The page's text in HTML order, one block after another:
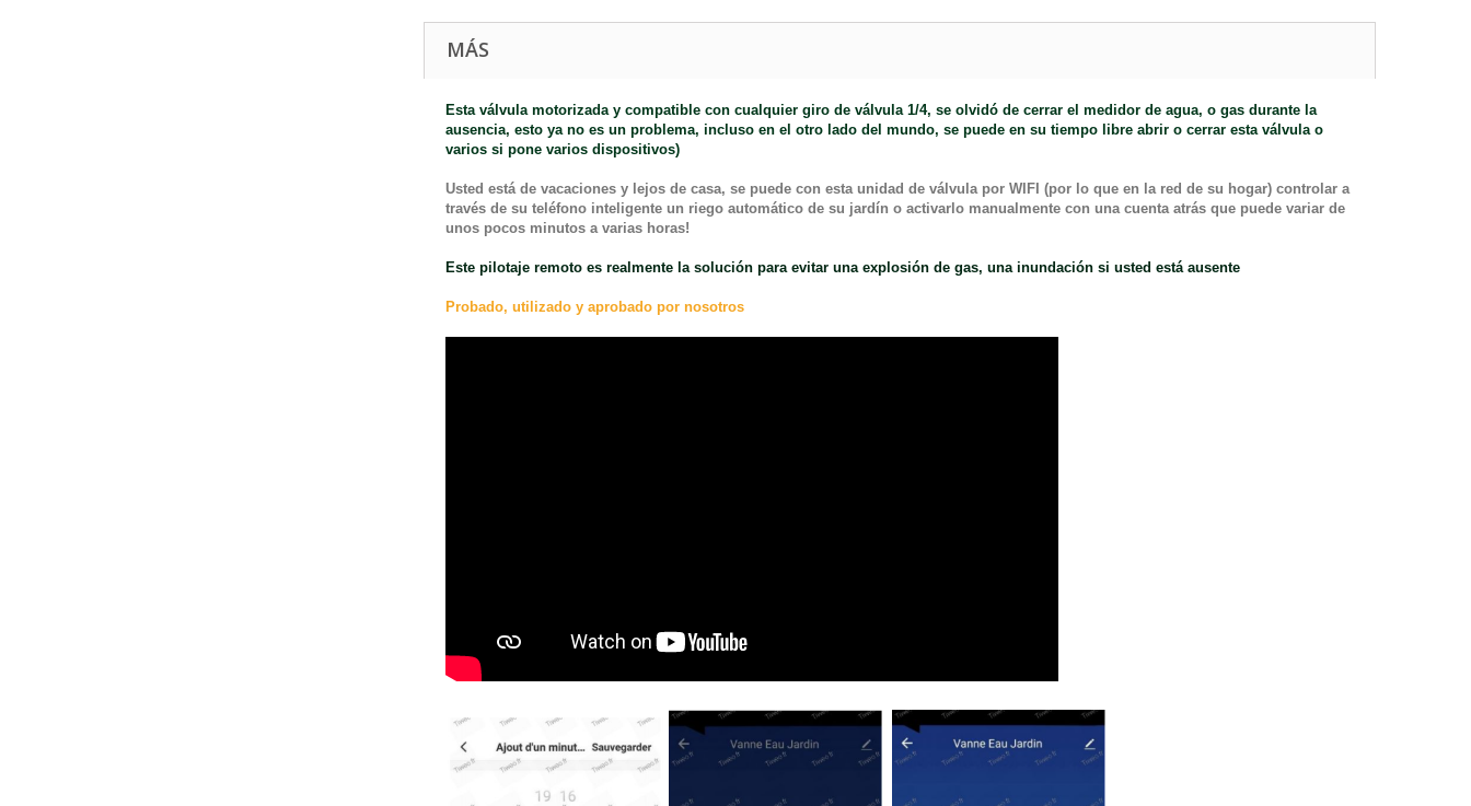
MÁS
Esta válvula motorizada y compatible con cualquier giro de válvula 1/4, se olvidó de cerrar el medidor de agua, o gas durante la
ausencia, esto ya no es un problema, incluso en el otro lado del mundo, se puede en su tiempo libre abrir o cerrar esta válvula o
varios si pone varios dispositivos)
Usted está de vacaciones y lejos de casa, se puede con esta unidad de válvula por WIFI (por lo que en la red de su hogar) controlar a
través de su teléfono inteligente un riego automático de su jardín o activarlo manualmente con una cuenta atrás que puede variar de
unos pocos minutos a varias horas!
Este pilotaje remoto es realmente la solución para evitar una explosión de gas, una inundación si usted está ausente
Probado, utilizado y aprobado por nosotros